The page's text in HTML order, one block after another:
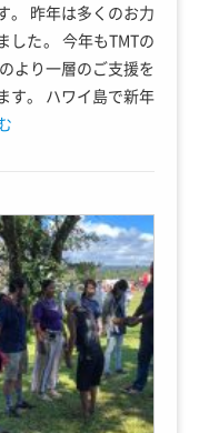
。 昨年は多くのお力
した。 今年もTMTの
より一層のご支援を
す。 ハワイ島で新年